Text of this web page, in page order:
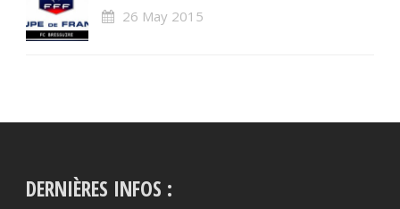
26 May 2015
DERNIÈRES INFOS :